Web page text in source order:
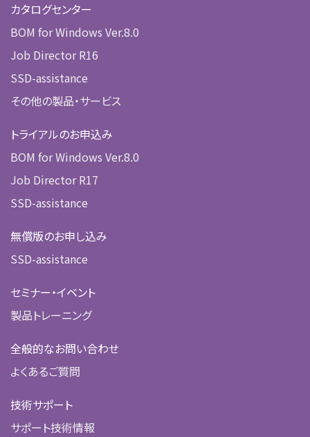
カタログセンター
BOM for Windows Ver.8.0
Job Director R16
SSD-assistance
その他の製品・サービス
トライアルのお申込み
BOM for Windows Ver.8.0
Job Director R17
SSD-assistance
無償版のお申し込み
SSD-assistance
セミナー・イベント
製品トレーニング
全般的なお問い合わせ
よくあるご質問
技術サポート
サポート技術情報